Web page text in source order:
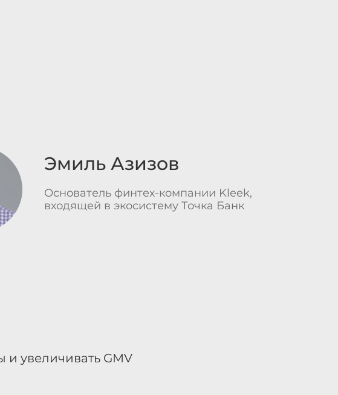
Эмиль Азизов
Основатель финтех-компании Kleek,
входящей в экосистему Точка Банк
увеличивать GMV